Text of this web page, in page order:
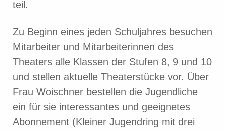
teil.
Zu Beginn eines jeden Schuljahres besuchen
Mitarbeiter und Mitarbeiterinnen des
Theaters alle Klassen der Stufen 8, 9 und 10
und stellen aktuelle Theaterstücke vor. Über
Frau Woischner bestellen die Jugendliche
ein für sie interessantes und geeignetes
Abonnement (Kleiner Jugendring mit drei